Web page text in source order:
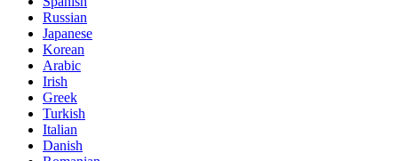
Russian
Japanese
Korean
Arabic
Irish
Greek
Turkish
Italian
Danish